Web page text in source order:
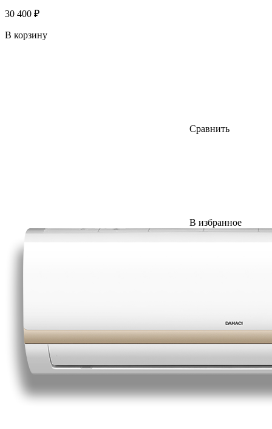
30 400 ₽
В корзину
Сравнить
В избранное